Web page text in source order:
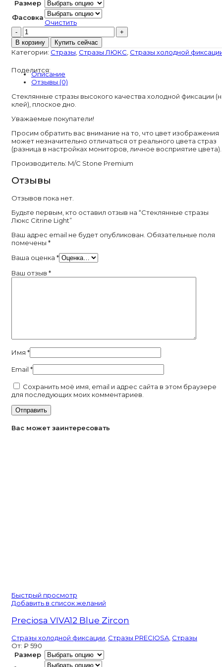
Размер
Фасовка
Очистить
Количество
товара
Стеклянные
стразы
Citrine
Light
В корзину Купить сейчас
Категории: Стразы Стразы ЛЮКС Стразы холодной
Поделится:
Описание
Отзывы (0)
Стеклянные стразы высокого качества холодной фиксации
клей), плоское дно.
Уважаемые покупатели!
Просим обратить вас внимание на то, что цвет изображения
может незначительно отличаться от реального цвета страз
(разница в настройках мониторов, личное восприятие цвета).
Производитель: M/C Stone Premium
Отзывы
Отзывов пока нет.
Будьте первым, кто оставил отзыв на “Стеклянные стразы
Люкс Citrine Light”
Ваш адрес email не будет опубликован. Обязательные поля
помечены *
Ваша оценка *
Ваш отзыв *
Имя *
Email *
Сохранить моё имя, email и адрес сайта в этом браузере
для последующих моих комментариев.
Вас может заинтересовать
Быстрый просмотр
Добавить в список желаний
Preciosa VIVA12 Blue Zircon
Стразы холодной фиксации Стразы PRECIOSA Стразы
От: ₽ 590
Размер